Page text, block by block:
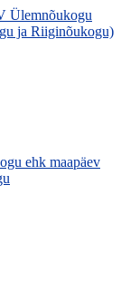
Ülemnõukogu
ja Riiginõukogu)
ehk maapäev